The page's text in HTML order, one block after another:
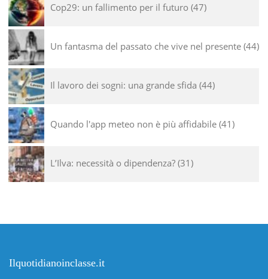
Cop29: un fallimento per il futuro 47
Un fantasma del passato che vive nel presente 44
Il lavoro dei sogni: una grande sfida 44
Quando l'app meteo non è più affidabile 41
L’Ilva: necessità o dipendenza? 31
Ilquotidianoinclasse.it